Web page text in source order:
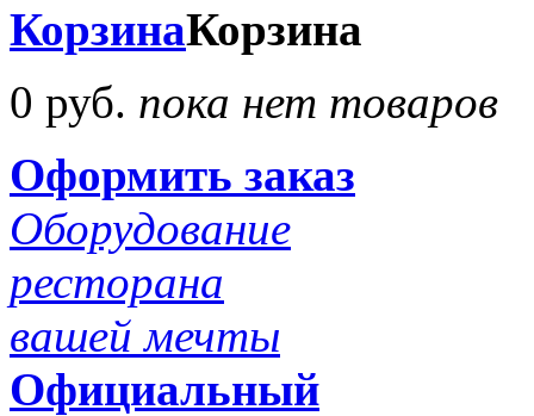
КорзинаКорзина
0 руб. пока нет товаров
Оформить заказ
Оборудование
ресторана
вашей мечты
Официальный